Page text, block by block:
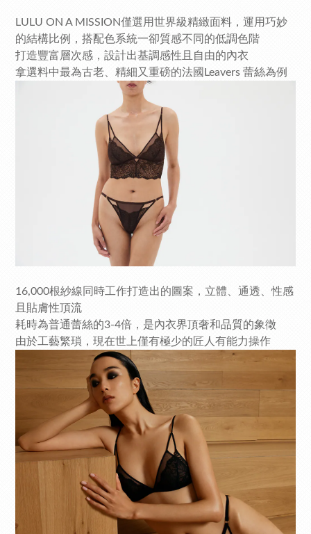
LULU ON A MISSION僅選用世界級精緻面料，運用巧妙
的結構比例，搭配色系統一卻質感不同的低調色階
打造豐富層次感，設計出基調感性且自由的內衣
拿選料中最為古老、精細又重磅的法國Leavers 蕾絲為例
16,000根紗線同時工作打造出的圖案，立體、通透、性感
且貼膚性頂流
耗時為普通蕾絲的3-4倍，是內衣界頂奢和品質的象徵
由於工藝繁瑣，現在世上僅有極少的匠人有能力操作